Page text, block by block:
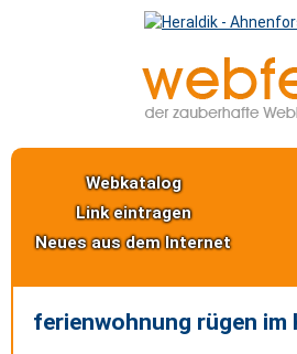
Webkatalog
Link eintragen
Neues aus dem Internet
ferienwohnung rügen im